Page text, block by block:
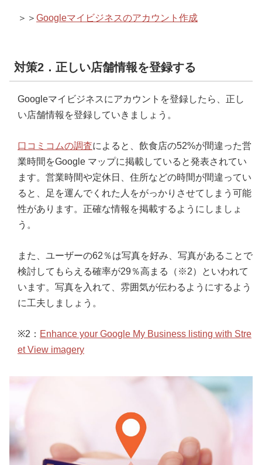
＞＞ Googleマイビジネスのアカウント作成
対策2．正しい店舗情報を登録する
Googleマイビジネスにアカウントを登録したら、正し
い店舗情報を登録していきましょう。
口コミコムの調査によると、飲食店の52%が間違った営
業時間をGoogle マップに掲載していると発表されてい
ます。営業時間や定休日、住所などの時間が間違ってい
ると、足を運んでくれた人をがっかりさせてしまう可能
性があります。正確な情報を掲載するようにしましょ
う。
また、ユーザーの62％は写真を好み、写真があることで
検討してもらえる確率が29％高まる（※2）といわれて
います。写真を入れて、雰囲気が伝わるようにするよう
に工夫しましょう。
※2： Enhance your Google My Business listing with Stre
et View imagery